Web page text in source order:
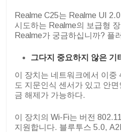
Realme C25는 Realme UI
시도하는 Realme의 보급형
Realme가 궁금하십니까? 플
그다지 중요하지 않은 기
이 장치는 네트워크에서 이중
도 지문인식 센서가 있고 안
금 해제가 가능하다.
이 장치의 Wi-Fi는 버전
지원합니다. 블루투스 5.0,